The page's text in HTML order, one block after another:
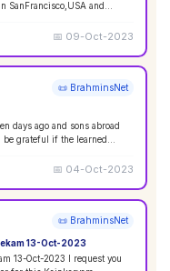
SanFrancisco,USA and
📅 09-Oct-2023
📜 BrahminsNet
days ago and sons abroad
grateful if the learned
📅 04-Oct-2023
📜 BrahminsNet
13-Oct-2023
I request you